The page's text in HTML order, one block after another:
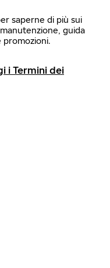
saperne di più sui
guida
i Termini dei